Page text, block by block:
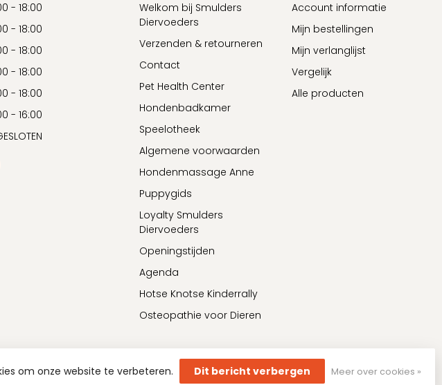
- 18:00
- 18:00
- 18:00
- 18:00
- 18:00
- 16:00
Welkom bij Smulders
Diervoeders
Verzenden & retourneren
Contact
Pet Health Center
Hondenbadkamer
Speelotheek
Algemene voorwaarden
Hondenmassage Anne
Puppygids
Loyalty Smulders
Diervoeders
Openingstijden
Agenda
Hotse Knotse Kinderrally
Osteopathie voor Dieren
Account informatie
Mijn bestellingen
Mijn verlanglijst
Vergelijk
Alle producten
om onze website te verbeteren. Dit bericht verbergen Meer over cookies »